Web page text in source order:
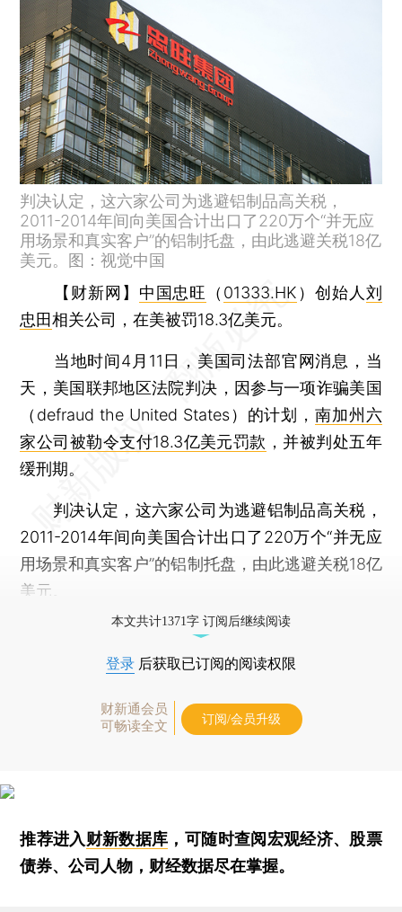
判决认定，这六家公司为逃避铝制品高关税，
2011-2014年间向美国合计出口了220万个“并无应
用场景和真实客户”的铝制托盘，由此逃避关税18亿
美元。图：视觉中国
【财新网】 中国忠旺 （ 01333.HK ）创始人 刘
忠田相关公司，在美被罚18.3亿美元。
当地时间4月11日，美国司法部官网消息，当
天，美国联邦地区法院判决，因参与一项诈骗美国
（defraud the United States）的计划，南加州六
家公司被勒令支付18.3亿美元罚款 ，并被判处五年
缓刑期。
判决认定，这六家公司为逃避铝制品高关税，
2011-2014年间向美国合计出口了220万个“并无应
用场景和真实客户”的铝制托盘，由此逃避关税18亿
美元。
本文共计1371字 订阅后继续阅读
登录 后获取已订阅的阅读权限
财新通会员
可畅读全文
订阅/会员升级
推荐进入财新数据库 ，可随时查阅宏观经济、股票
债券、公司人物，财经数据尽在掌握。